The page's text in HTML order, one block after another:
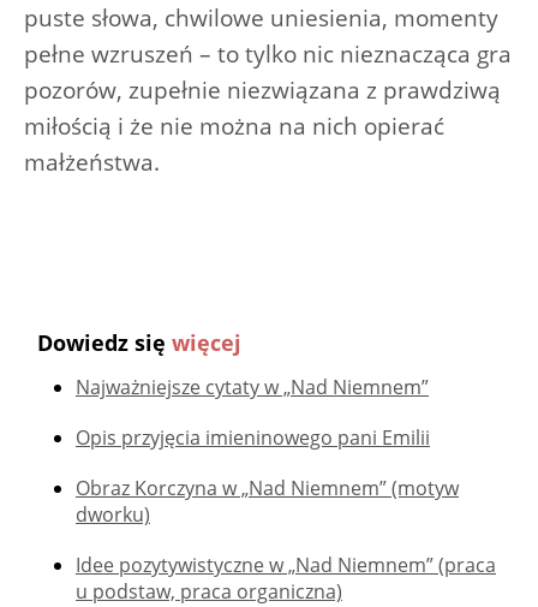
puste słowa, chwilowe uniesienia, momenty
pełne wzruszeń – to tylko nic nieznacząca gra
pozorów, zupełnie niezwiązana z prawdziwą
miłością i że nie można na nich opierać
małżeństwa.
Dowiedz się więcej
Najważniejsze cytaty w „Nad Niemnem”
Opis przyjęcia imieninowego pani Emilii
Obraz Korczyna w „Nad Niemnem” (motyw
dworku)
Idee pozytywistyczne w „Nad Niemnem” (praca
u podstaw, praca organiczna)